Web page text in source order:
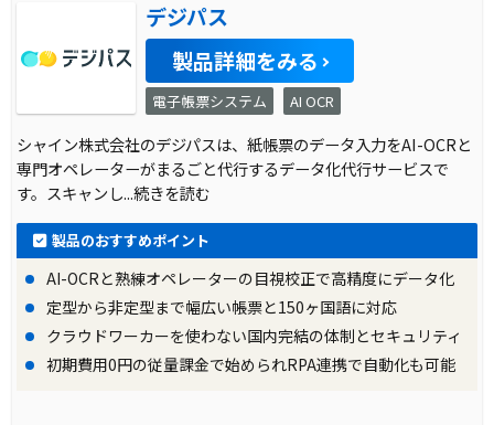
デジパス
製品詳細をみる
電子帳票システム AI OCR
シャイン株式会社のデジパスは、紙帳票のデータ入力をAI-OCRと
専門オペレーターがまるごと代行するデータ化代行サービスで
す。スキャンし...続きを読む
製品のおすすめポイント
AI-OCRと熟練オペレーターの目視校正で高精度にデータ化
定型から非定型まで幅広い帳票と150ヶ国語に対応
クラウドワーカーを使わない国内完結の体制とセキュリティ
初期費用0円の従量課金で始められRPA連携で自動化も可能